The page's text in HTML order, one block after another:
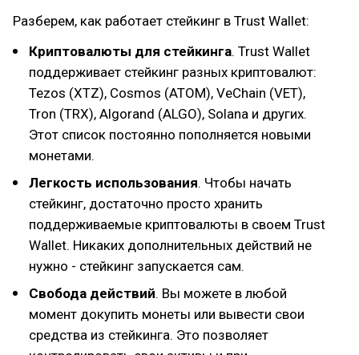
Разберем, как работает стейкинг в Trust Wallet:
Криптовалюты для стейкинга. Trust Wallet
поддерживает стейкинг разных криптовалют:
Tezos (XTZ), Cosmos (ATOM), VeChain (VET),
Tron (TRX), Algorand (ALGO), Solana и других.
Этот список постоянно пополняется новыми
монетами.
Легкость использования. Чтобы начать
стейкинг, достаточно просто хранить
поддерживаемые криптовалюты в своем Trust
Wallet. Никаких дополнительных действий не
нужно - стейкинг запускается сам.
Свобода действий. Вы можете в любой
момент докупить монеты или вывести свои
средства из стейкинга. Это позволяет